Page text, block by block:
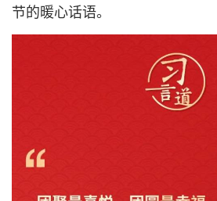
节的暖心话语。